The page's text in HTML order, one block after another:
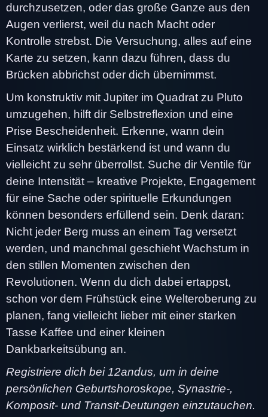
durchzusetzen, oder das große Ganze aus den
Augen verlierst, weil du nach Macht oder
Kontrolle strebst. Die Versuchung, alles auf eine
Karte zu setzen, kann dazu führen, dass du
Brücken abbrichst oder dich übernimmst.
Um konstruktiv mit Jupiter im Quadrat zu Pluto
umzugehen, hilft dir Selbstreflexion und eine
Prise Bescheidenheit. Erkenne, wann dein
Einsatz wirklich bestärkend ist und wann du
vielleicht zu sehr überrollst. Suche dir Ventile für
deine Intensität – kreative Projekte, Engagement
für eine Sache oder spirituelle Erkundungen
können besonders erfüllend sein. Denk daran:
Nicht jeder Berg muss an einem Tag versetzt
werden, und manchmal geschieht Wachstum in
den stillen Momenten zwischen den
Revolutionen. Wenn du dich dabei ertappst,
schon vor dem Frühstück eine Welteroberung zu
planen, fang vielleicht lieber mit einer starken
Tasse Kaffee und einer kleinen
Dankbarkeitsübung an.
Registriere dich bei 12andus, um in deine
persönlichen Geburtshoroskope, Synastrie-,
Komposit- und Transit-Deutungen einzutauchen.